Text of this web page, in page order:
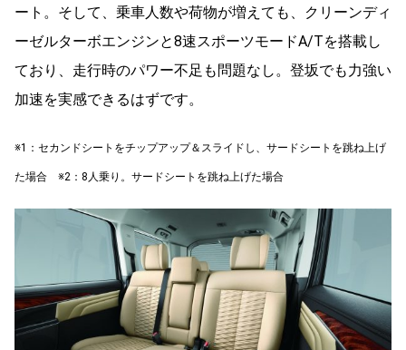
ート。そして、乗車人数や荷物が増えても、クリーンディ
ーゼルターボエンジンと8速スポーツモードA/Tを搭載し
ており、走行時のパワー不足も問題なし。登坂でも力強い
加速を実感できるはずです。
※1：セカンドシートをチップアップ＆スライドし、サードシートを跳ね上げ
た場合 ※2：8人乗り。サードシートを跳ね上げた場合